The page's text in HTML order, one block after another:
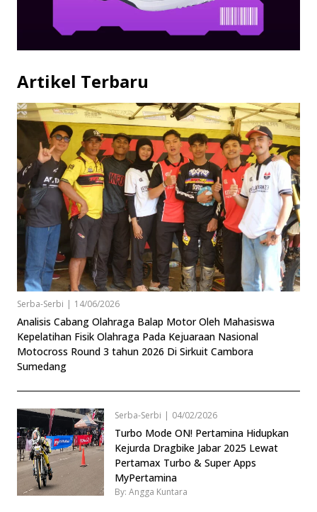
Artikel Terbaru
Serba-Serbi | 14/06/2026
Analisis Cabang Olahraga Balap Motor Oleh Mahasiswa
Kepelatihan Fisik Olahraga Pada Kejuaraan Nasional
Motocross Round 3 tahun 2026 Di Sirkuit Cambora
Sumedang
Serba-Serbi | 04/02/2026
Turbo Mode ON! Pertamina Hidupkan
Kejurda Dragbike Jabar 2025 Lewat
Pertamax Turbo & Super Apps
MyPertamina
By: Angga Kuntara